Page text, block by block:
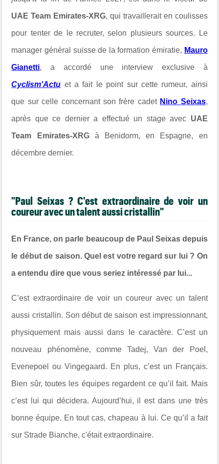
UAE Team Emirates-XRG, qui travaillerait en coulisses
pour tenter de le recruter, selon plusieurs sources. Le
manager général suisse de la formation émiratie, Mauro
Gianetti, a accordé une interview exclusive à
Cyclism'Actu et a fait le point sur cette rumeur, ainsi
que sur celle concernant son frère cadet Nino Seixas,
après que ce dernier a effectué un stage avec UAE
Team Emirates-XRGà Benidorm, en Espagne, en
décembre dernier.
"Paul Seixas ? C'est extraordinaire de voir un
coureur avec un talent aussi cristallin"
En France, on parle beaucoup de Paul Seixas depuis
le début de saison. Quel est votre regard sur lui ? On
a entendu dire que vous seriez intéressé par lui...
C’est extraordinaire de voir un coureur avec un talent
aussi cristallin. Son début de saison est impressionnant,
physiquement mais aussi dans le caractère. C’est un
nouveau phénomène, comme Tadej, Van der Poel,
Evenepoel ou Vingegaard. En plus, c’est un Français.
Bien sûr, toutes les équipes regardent ce qu’il fait. Mais
c’est lui qui décidera. Aujourd’hui, il est dans une très
bonne équipe. En tout cas, chapeau à lui. Ce qu’il a fait
sur Strade Bianche, c'était extraordinaire.